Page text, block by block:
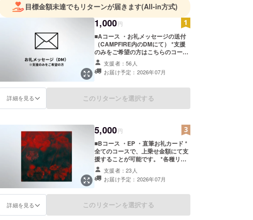
目標金額未達でもリターンが届きます(All-in方式)
1,000円
■Aコース ・お礼メッセージの送付
（CAMPFIRE内のDMにて） *支援
のみをご希望の方はこちらのコース
をご選択ください。リターンに費用
をかけないことで、CAMPFIRE利用
手数料を差し引いたほぼ全額を本プ
にて支援することが可能です。 *シ
は、CAMPFIRE「エンタメ応援プラ
ン」に基づきCAMPFIREへ支払われ
るものであり、プロジェクト実行者
へ追加で支払われるものではありま
せん。
支援者：56人
お届け予定：2026年07月
詳細を見る このリターンを選択する
5,000円
■Bコース ・EP ・直筆お礼カード *
全てのコースで、上乗せ金額にて支
援することが可能です。 *各種リ
ターンの内容やデザイン等について
はプロジェクトページ内の「リター
ン詳細」をご参照下さい。 *郵送が
支援額の10%を支援者さまに「ご協
支援者：23人
お届け予定：2026年07月
詳細を見る このリターンを選択する